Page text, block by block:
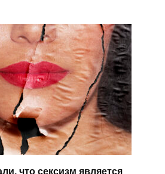
что сексизм является